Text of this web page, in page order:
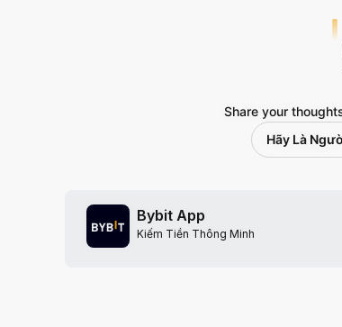
Share your
Hãy Là
Bybit App
Kiếm Tiền Thông Minh